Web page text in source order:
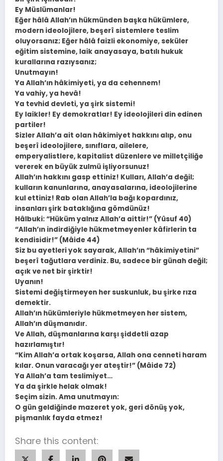
Ey Müslümanlar!
Eğer hâlâ Allah’ın hükmünden başka hükümlere,
modern ideolojilere, beşerî sistemlere teslim
oluyorsanız; Eğer hâlâ faizli ekonomiye, seküler
eğitim sistemine, laik anayasaya, batılı hukuk
kurallarına razıysanız;
Unutmayın!
Ya Allah’ın hâkimiyeti, ya da cehennem!
Ya vahiy, ya hevâ!
Ya tevhid devleti, ya şirk sistemi!
Ey laikler! Ey demokratlar! Ey ideolojileri din edinen
partiler!
Sizler Allah’a ait olan hâkimiyet hakkını alıp, onu
beşerî ideolojilere, sınıflara, ailelere,
emperyalistlere, kapitalist düzenlere ve milletçiliğe
vererek en büyük zulmü işliyorsunuz!
Allah’ın hakkını gasp ettiniz! Kulları, Allah’a değil;
kulların kanunlarına, anayasalarına, ideolojilerine
kul ettiniz! Rab olan Allah’la bağı kopardınız,
insanları şirk bataklığına gömdünüz!
Hâlbuki: “Hüküm yalnız Allah’a aittir!” (Yûsuf 40)
“Allah’ın indirdiğiyle hükmetmeyenler kâfirlerin ta
kendisidir!” (Mâide 44)
Siz bu ayetleri yok sayarak, Allah’ın “hâkimiyetini”
beşerî tağutlara verdiniz. Bu, sadece bir günah değil;
açık ve net bir şirktir!
Uyanın!
Sistemi değiştirmeyen her suskunluk, bu şirke rıza
demektir.
Allah’ın hükümleriyle hükmetmeyen her sistem,
Allah’ın düşmanıdır.
Ve Allah, düşmanlarına karşı şiddetli azap
hazırlamıştır!
“Kim Allah’a ortak koşarsa, Allah ona cenneti haram
kılar. Onun varacağı yer ateştir!” (Mâide 72)
Ya Allah’a tam teslimiyet…
Ya da şirkle helak olmak!
Seçim sizin. Ama unutmayın:
O gün geldiğinde mazeret yok, geri dönüş yok,
pişmanlık fayda etmez!
Share this content: